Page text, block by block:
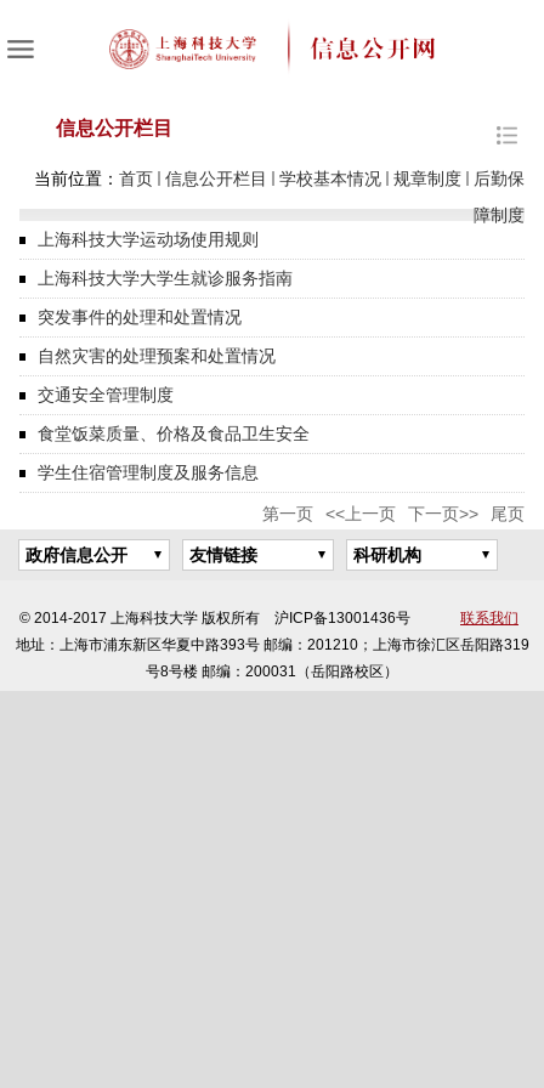
信息公开栏目
当前位置： 首页 信息公开栏目 学校基本情况 规章制度
后勤保
障制度
上海科技大学运动场使用规则
上海科技大学大学生就诊服务指南
突发事件的处理和处置情况
自然灾害的处理预案和处置情况
交通安全管理制度
食堂饭菜质量、价格及食品卫生安全
学生住宿管理制度及服务信息
第一页 <<上一页 下一页>> 尾页
政府信息公开 友情链接 科研机构
© 2014-2017 上海科技大学 版权所有 沪ICP备13001436号
联系我们
地址：上海市浦东新区华夏中路393号 邮编：201210；上海市徐汇区岳阳路319
号8号楼 邮编：200031（岳阳路校区）